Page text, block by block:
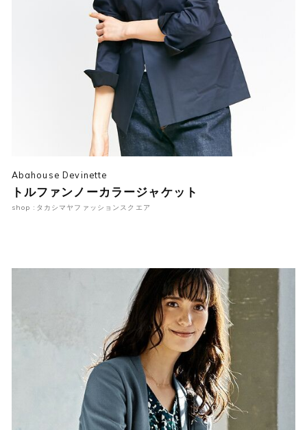
Abahouse Devinette
トルファンノーカラージャケット
shop :タカシマヤファッションスクエア